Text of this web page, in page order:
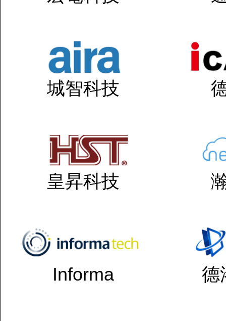
城智科技
皇昇科技
Informa 德